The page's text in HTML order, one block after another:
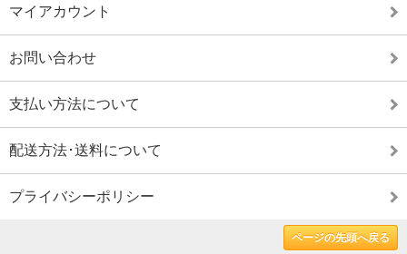
マイアカウント
お問い合わせ
支払い方法について
配送方法･送料について
プライバシーポリシー
ページの先頭へ戻る